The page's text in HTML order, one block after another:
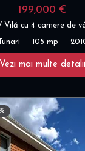
199,000 €
Vilă cu 4 camere de
Tunari 105 mp
Vezi mai multe detalii